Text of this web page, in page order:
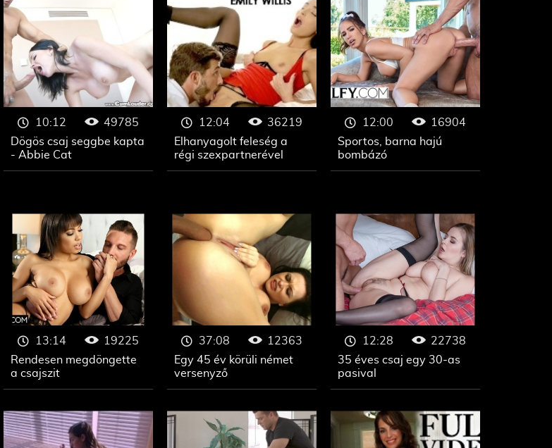
Dögös csaj seggbe kapta
- Abbie Cat
10:12
49785
Elhanyagolt feleség a
régi szexpartnerével
12:04
36219
Sportos, barna hajú
bombázó
12:00 16904
Rendesen megdöngette
a csajszit
13:14
19225
Egy 45 év körüli német
versenyző
37:08
12363
35 éves csaj egy 30-as
pasival
12:28 22738